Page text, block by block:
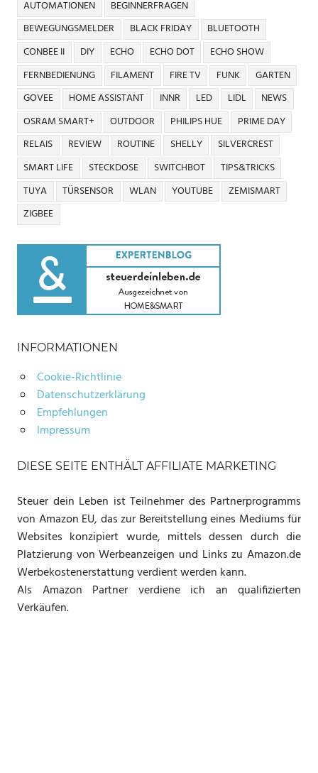
AUTOMATIONEN
BEGINNERFRAGEN
BEWEGUNGSMELDER
BLACK FRIDAY
BLUETOOTH
CONBEE II
DIY ECHO ECHO DOT
ECHO SHOW
FERNBEDIENUNG
FILAMENT FIRE TV FUNK
GARTEN
GOVEE
HOME ASSISTANT INNR LED LIDL
NEWS
OSRAM SMART+
OUTDOOR PHILIPS HUE
PRIME DAY
RELAIS
REVIEW ROUTINE SHELLY
SILVERCREST
SMART LIFE
STECKDOSE SWITCHBOT
TIPS&TRICKS
TUYA
TÜRSENSOR WLAN YOUTUBE
ZEMISMART
ZIGBEE
INFORMATIONEN
Cookie-Richtlinie
Datenschutzerklärung
Empfehlungen
Impressum
DIESE SEITE ENTHÄLT AFFILIATE MARKETING
Steuer dein Leben ist Teilnehmer des Partnerprogramms
von Amazon EU, das zur Bereitstellung eines Mediums für
Websites konzipiert wurde, mittels dessen durch die
Platzierung von Werbeanzeigen und Links zu Amazon.de
Werbekostenerstattung verdient werden kann.
Als Amazon Partner verdiene ich an qualifizierten
Verkäufen.